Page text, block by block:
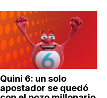
Quini 6: un solo
apostador se quedó